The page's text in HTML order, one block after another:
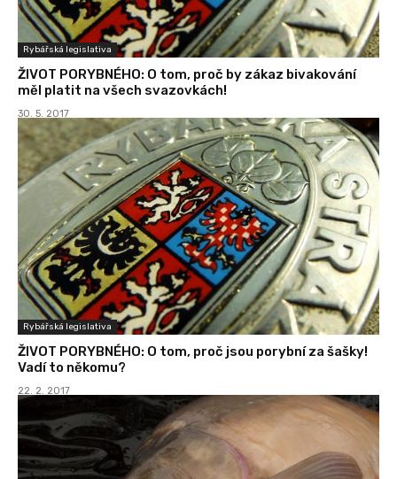
Rybářská legislativa
ŽIVOT PORYBNÉHO: O tom, proč by zákaz bivakování
měl platit na všech svazovkách!
30. 5. 2017
Rybářská legislativa
ŽIVOT PORYBNÉHO: O tom, proč jsou porybní za šašky!
Vadí to někomu?
22. 2. 2017